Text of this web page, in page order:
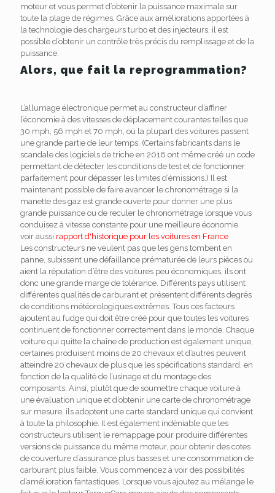
moteur et vous permet d’obtenir la puissance maximale sur
toute la plage de régimes. Grâce aux améliorations apportées à
la technologie des chargeurs turbo et des injecteurs, il est
possible d’obtenir un contrôle très précis du remplissage et de la
puissance.
Alors, que fait la reprogrammation?
L’allumage électronique permet au constructeur d’affiner
l’économie à des vitesses de déplacement courantes telles que
30 mph, 56 mph et 70 mph, où la plupart des voitures passent
une grande partie de leur temps. (Certains fabricants dans le
scandale des logiciels de triche en 2016 ont même créé un code
permettant de détecter les conditions de test et de fonctionner
parfaitement pour dépasser les limites d’émissions.) Il est
maintenant possible de faire avancer le chronométrage si la
manette des gaz est grande ouverte pour donner une plus
grande puissance ou de reculer le chronométrage lorsque vous
conduisez à vitesse constante pour une meilleure économie.
voir aussi rapport d'historique pour les voitures en France
Les constructeurs ne veulent pas que les gens tombent en
panne, subissent une défaillance prématurée de leurs pièces ou
aient la réputation d’être des voitures peu économiques, ils ont
donc une grande marge de tolérance. Différents pays utilisent
différentes qualités de carburant et présentent différents degrés
de conditions météorologiques extrêmes. Tous ces facteurs
ajoutent au fudge qui doit être créé pour que toutes les voitures
continuent de fonctionner correctement dans le monde. Chaque
voiture qui quitte la chaîne de production est également unique,
certaines produisent moins de 20 chevaux et d’autres peuvent
atteindre 20 chevaux de plus que les spécifications standard, en
fonction de la qualité de l’usinage et du montage des
composants. Ainsi, plutôt que de soumettre chaque voiture à
une évaluation unique et d’obtenir une carte de chronométrage
sur mesure, ils adoptent une carte standard unique qui convient
à toute la philosophie. Il est également indéniable que les
constructeurs utilisent le remappage pour produire différentes
versions de puissance du même moteur, pour obtenir des cotes
de couverture d’assurance plus basses et une consommation de
carburant plus faible. Vous commencez à voir des possibilités
d’amélioration fantastiques. Lorsque vous ajoutez au mélange le